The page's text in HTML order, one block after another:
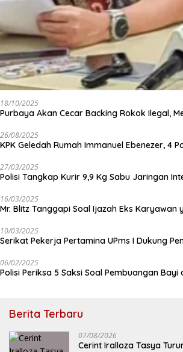
18/10/2025
Purbaya Akan Cecar Backing Rokok Ilegal,
26/08/2025
KPK Geledah Rumah Immanuel Ebenezer, 4
27/03/2025
Polisi Tangkap Kurir 9,9 Kg Sabu Jaringan
16/03/2025
Mr. Blitz Tanggapi Soal Ijazah Eks
10/03/2025
Serikat Pekerja Pertamina UPms I Dukung
06/02/2025
Polisi Periksa 5 Saksi Soal Pembuangan
Berita Terbaru
07/08/2026
Cerint Iralloza Tasya